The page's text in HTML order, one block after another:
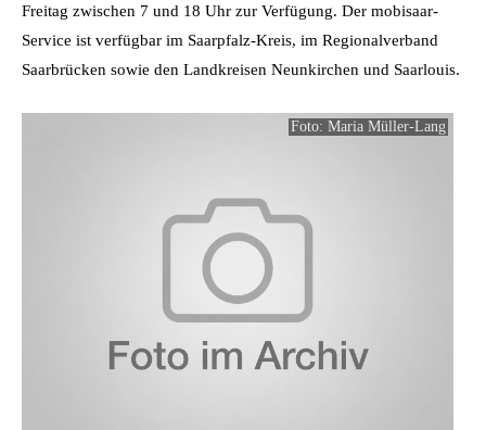
Freitag zwischen 7 und 18 Uhr zur Verfügung. Der mobisaar-
Service ist verfügbar im Saarpfalz-Kreis, im Regionalverband
Saarbrücken sowie den Landkreisen Neunkirchen und Saarlouis.
Foto: Maria Müller-Lang